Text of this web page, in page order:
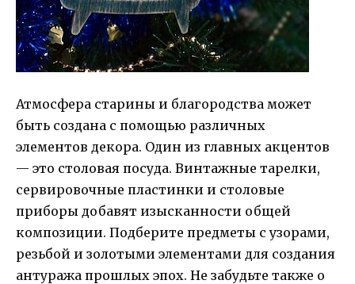
Атмосфера старины и благородства может
быть создана с помощью различных
элементов декора. Один из главных акцентов
— это столовая посуда. Винтажные тарелки,
сервировочные пластинки и столовые
приборы добавят изысканности общей
композиции. Подберите предметы с узорами,
резьбой и золотыми элементами для создания
антуража прошлых эпох. Не забудьте также о